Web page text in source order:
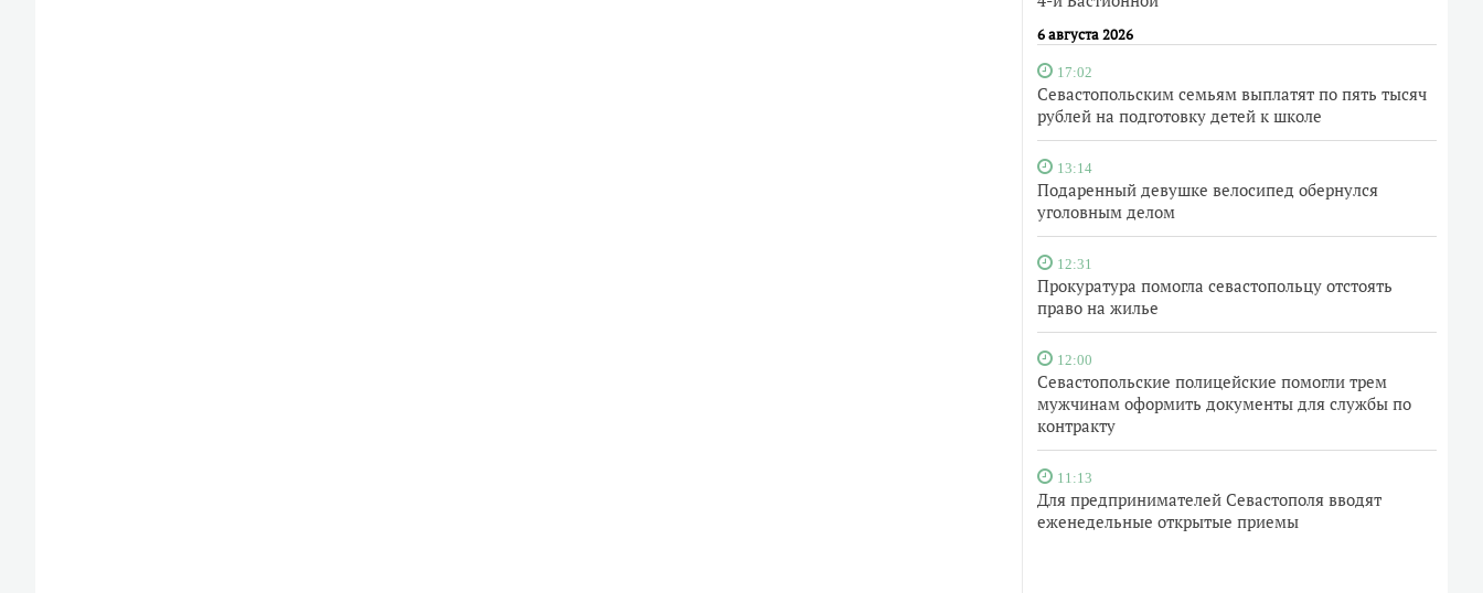
6 августа 2026
17:02
Севастопольским семьям выплатят по пять тысяч
рублей на подготовку детей к школе
13:14
Подаренный девушке велосипед обернулся
уголовным делом
12:31
Прокуратура помогла севастопольцу отстоять
право на жилье
12:00
Севастопольские полицейские помогли трем
мужчинам оформить документы для службы по
контракту
11:13
Для предпринимателей Севастополя вводят
еженедельные открытые приемы